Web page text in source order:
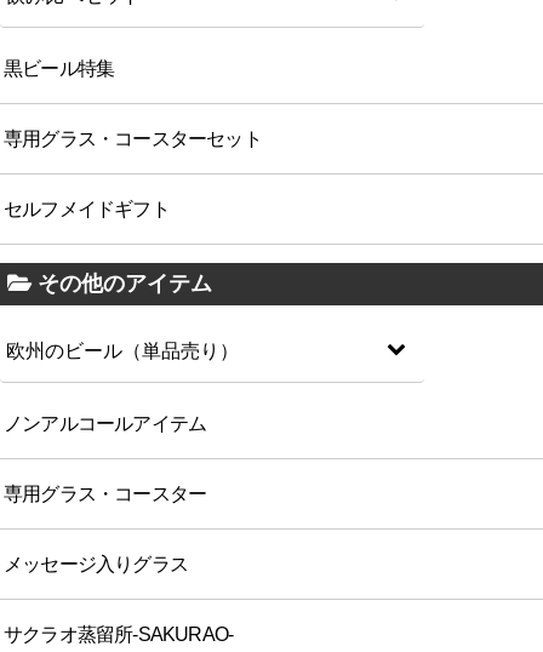
黒ビール特集
専用グラス・コースターセット
セルフメイドギフト
その他のアイテム
欧州のビール（単品売り）
ノンアルコールアイテム
専用グラス・コースター
メッセージ入りグラス
サクラオ蒸留所-SAKURAO-